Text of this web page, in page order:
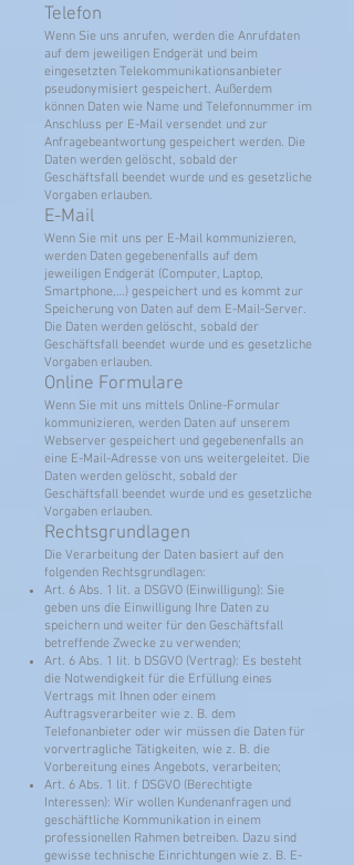
Telefon
Wenn Sie uns anrufen, werden die Anrufdaten
auf dem jeweiligen Endgerät und beim
eingesetzten Telekommunikationsanbieter
pseudonymisiert gespeichert. Außerdem
können Daten wie Name und Telefonnummer im
Anschluss per E-Mail versendet und zur
Anfragebeantwortung gespeichert werden. Die
Daten werden gelöscht, sobald der
Geschäftsfall beendet wurde und es gesetzliche
Vorgaben erlauben.
E-Mail
Wenn Sie mit uns per E-Mail kommunizieren,
werden Daten gegebenenfalls auf dem
jeweiligen Endgerät (Computer, Laptop,
Smartphone,…) gespeichert und es kommt zur
Speicherung von Daten auf dem E-Mail-Server.
Die Daten werden gelöscht, sobald der
Geschäftsfall beendet wurde und es gesetzliche
Vorgaben erlauben.
Online Formulare
Wenn Sie mit uns mittels Online-Formular
kommunizieren, werden Daten auf unserem
Webserver gespeichert und gegebenenfalls an
eine E-Mail-Adresse von uns weitergeleitet. Die
Daten werden gelöscht, sobald der
Geschäftsfall beendet wurde und es gesetzliche
Vorgaben erlauben.
Rechtsgrundlagen
Die Verarbeitung der Daten basiert auf den
folgenden Rechtsgrundlagen:
Art. 6 Abs. 1 lit. a DSGVO (Einwilligung): Sie
geben uns die Einwilligung Ihre Daten zu
speichern und weiter für den Geschäftsfall
betreffende Zwecke zu verwenden;
Art. 6 Abs. 1 lit. b DSGVO (Vertrag): Es besteht
die Notwendigkeit für die Erfüllung eines
Vertrags mit Ihnen oder einem
Auftragsverarbeiter wie z. B. dem
Telefonanbieter oder wir müssen die Daten für
vorvertragliche Tätigkeiten, wie z. B. die
Vorbereitung eines Angebots, verarbeiten;
Art. 6 Abs. 1 lit. f DSGVO (Berechtigte
Interessen): Wir wollen Kundenanfragen und
geschäftliche Kommunikation in einem
professionellen Rahmen betreiben. Dazu sind
gewisse technische Einrichtungen wie z. B. E-